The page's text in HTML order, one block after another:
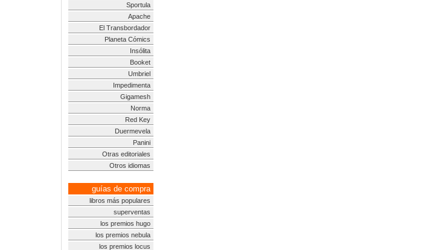
Sportula
Apache
El Transbordador
Planeta Cómics
Insólita
Booket
Umbriel
Impedimenta
Gigamesh
Norma
Red Key
Duermevela
Panini
Otras editoriales
Otros idiomas
guías de compra
libros más populares
superventas
los premios hugo
los premios nebula
los premios locus